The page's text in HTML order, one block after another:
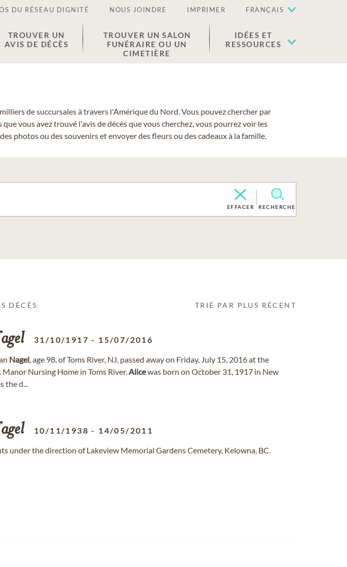
DU RÉSEAU DIGNITÉ NOUS JOINDRE IMPRIMER FRANÇAIS
TROUVER UN
AVIS DE DÉCÈS
TROUVER UN SALON
FUNÉRAIRE OU UN
CIMETIÈRE
IDÉES ET
RESSOURCES
de succursales à travers l'Amérique du Nord. Vous pouvez chercher par
vous avez trouvé l'avis de décès que vous cherchez, vous pourrez voir les
photos ou des souvenirs et envoyer des fleurs ou des cadeaux à la famille.
EFFACER RECHERCHE
DÉCÈS TRIÉ PAR PLUS RÉCENT
31/10/1917 - 15/07/2016
Nagel, age 98, of Toms River, NJ, passed away on Friday, July 15, 2016 at the
Manor Nursing Home in Toms River.Alicewas born on October 31, 1917 in New
the d...
10/11/1938 - 14/05/2011
under the direction of Lakeview Memorial Gardens Cemetery, Kelowna, BC.